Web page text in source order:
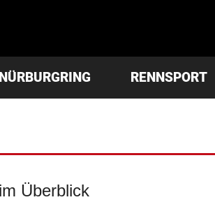
NÜRBURGRING RENNSPORT
Überblick